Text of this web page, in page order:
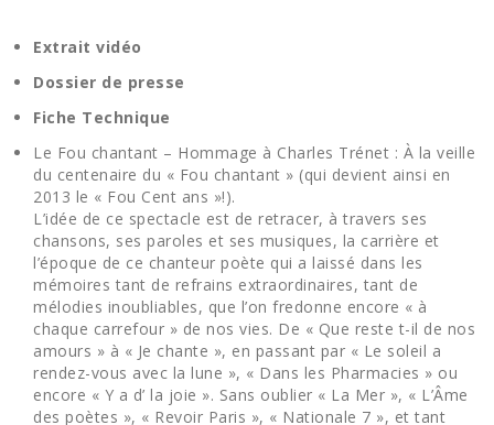
Extrait vidéo
Dossier de presse
Fiche Technique
Le Fou chantant – Hommage à Charles Trénet : À la veille
du centenaire du « Fou chantant » (qui devient ainsi en
2013 le « Fou Cent ans »!).
L’idée de ce spectacle est de retracer, à travers ses
chansons, ses paroles et ses musiques, la carrière et
l’époque de ce chanteur poète qui a laissé dans les
mémoires tant de refrains extraordinaires, tant de
mélodies inoubliables, que l’on fredonne encore « à
chaque carrefour » de nos vies. De « Que reste t-il de nos
amours » à « Je chante », en passant par « Le soleil a
rendez-vous avec la lune », « Dans les Pharmacies » ou
encore « Y a d’ la joie ». Sans oublier « La Mer », « L’Âme
des poètes », « Revoir Paris », « Nationale 7 », et tant